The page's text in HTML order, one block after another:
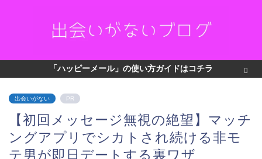
「ハッピーメール」の使い方ガイドはコチラ
出会いがない PR
【初回メッセージ無視の絶望】マッチ
ングアプリでシカトされ続ける非モ
テ男が即日デートする裏ワザ